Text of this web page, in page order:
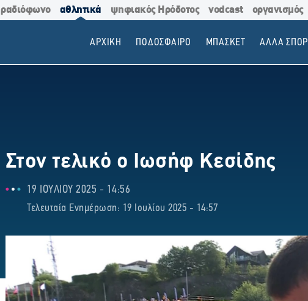
ραδιόφωνο αθλητικά ψηφιακός Ηρόδοτος vodcast οργανισμός
ΑΡΧΙΚΗ ΠΟΔΟΣΦΑΙΡΟ ΜΠΑΣΚΕΤ ΑΛΛΑ ΣΠΟΡ
Στον τελικό ο Ιωσήφ Κεσίδης
19 ΙΟΥΛΙΟΥ 2025 - 14:56
Τελευταία Ενημέρωση: 19 Ιουλίου 2025 - 14:57